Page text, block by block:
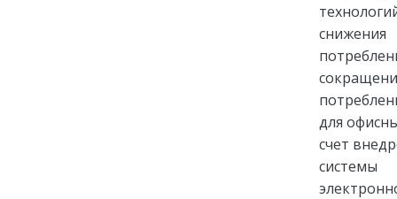
снижения
для
счет
системы